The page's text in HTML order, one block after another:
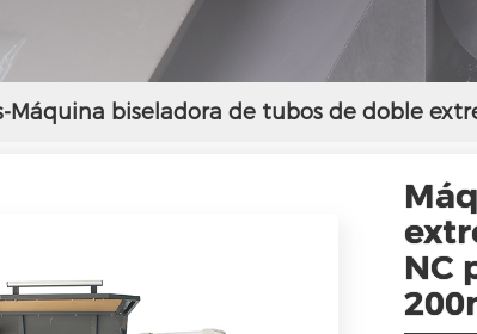
Máquina biseladora de tubos de doble
NC